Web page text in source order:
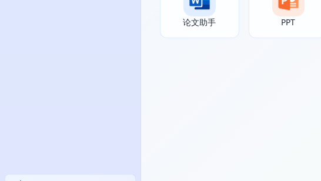
论文助手 PPT